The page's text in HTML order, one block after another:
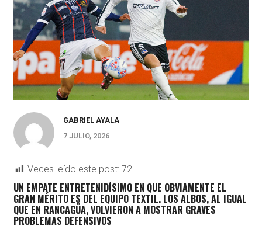
GABRIEL AYALA
7 JULIO, 2026
Veces leído este post: 72
UN EMPATE ENTRETENIDÍSIMO EN QUE OBVIAMENTE EL
GRAN MÉRITO ES DEL EQUIPO TEXTIL. LOS ALBOS, AL IGUAL
QUE EN RANCAGÜA, VOLVIERON A MOSTRAR GRAVES
PROBLEMAS DEFENSIVOS